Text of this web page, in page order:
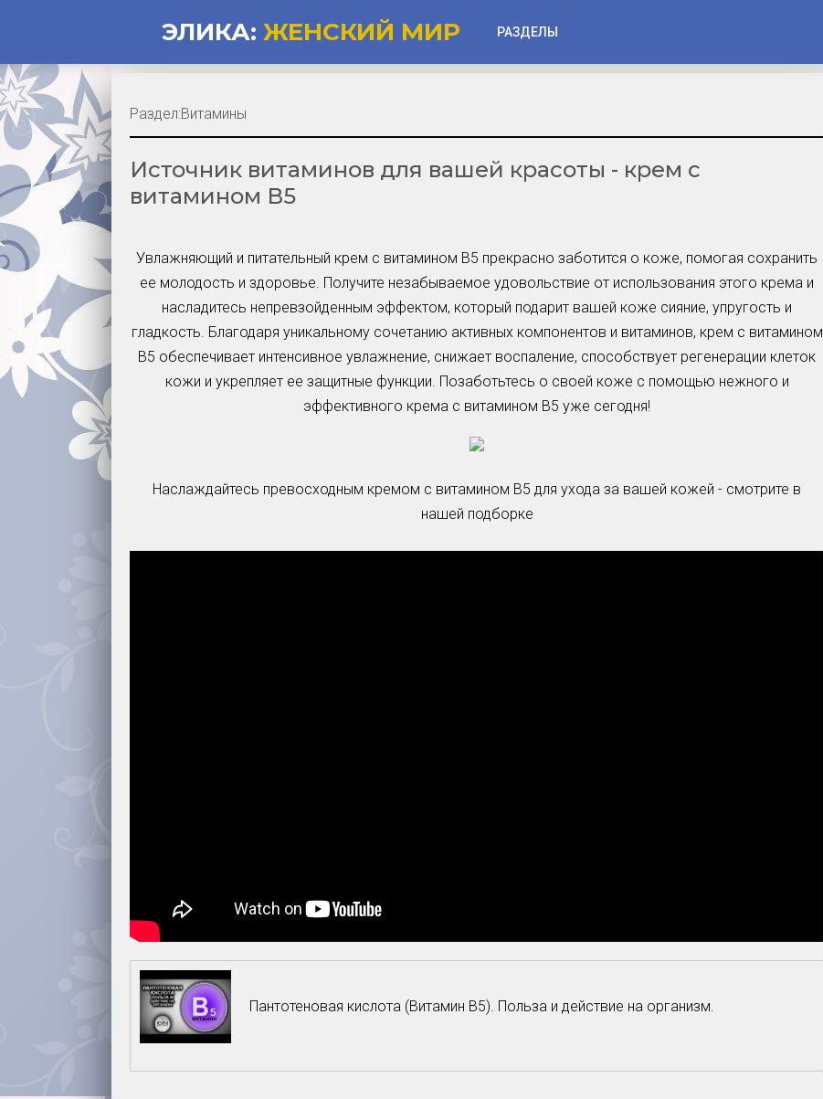
ЭЛИКА: ЖЕНСКИЙ МИР РАЗДЕЛЫ
Губы
Частые вопросы
Советы новичкам
Шоу-Бизнес и Гламур
Актёры, Певцы, Звёзды
Знаменитости в Фокусе
Прошлое и Настоящее
Источник витаминов для вашей красоты - крем с
витамином В5
Увлажняющий и питательный крем с витамином В5 прекрасно заботится о коже, помогая сохранить
ее молодость и здоровье. Получите незабываемое удовольствие от использования этого крема и
насладитесь непревзойденным эффектом, который подарит вашей коже сияние, упругость и
гладкость. Благодаря уникальному сочетанию активных компонентов и витаминов, крем с витамином
В5 обеспечивает интенсивное увлажнение, снижает воспаление, способствует регенерации клеток
кожи и укрепляет ее защитные функции. Позаботьтесь о своей коже с помощью нежного и
эффективного крема с витамином В5 уже сегодня!
Наслаждайтесь превосходным кремом с витамином В5 для ухода за вашей кожей - смотрите в
нашей подборке
Пантотеновая кислота (Витамин B5). Польза и действие на организм.
Раздел:Витамины